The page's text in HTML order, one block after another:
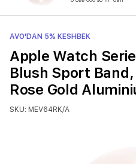
AVO'DAN 5% KESHBEK
Apple Watch
Blush Sport
Rose Gold
SKU: MEV64RK/A